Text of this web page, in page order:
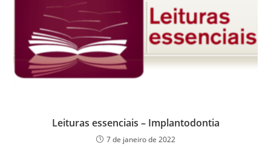
Leituras essenciais – Implantodontia
7 de janeiro de 2022